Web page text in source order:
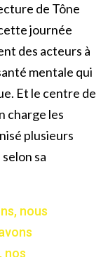
de Tône
journée
des acteurs à
mentale qui
Et le centre de
charge les
plusieurs
sa
nous
nos